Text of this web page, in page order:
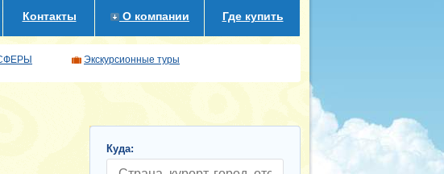
Контакты О компании Где купить
Экскурсионные туры
Куда: